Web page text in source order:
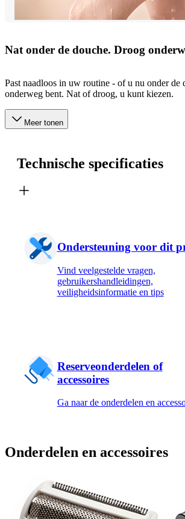
Nat onder de douche. Droog
Past naadloos in uw routine - of u nu onder de
onderweg bent. Nat of droog, u kunt kiezen.
Meer tonen
Technische specificaties
Ondersteuning voor dit
Vind veelgestelde vragen,
gebruikershandleidingen,
veiligheidsinformatie en tips
Reserveonderdelen of
accessoires
Ga naar de onderdelen en
Onderdelen en accessoires